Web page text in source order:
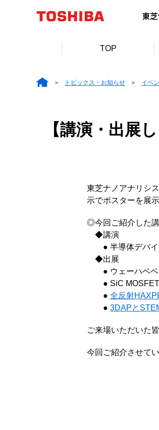
TOP
トピックス・お知らせ イベ
【講演・出展
東芝ナノアナリシ
示でポスターを展
◎今回ご紹介した
◆講演
● 半導体デバイ
◆出展
● ウェーハベベ
● SiC MOSFET
● 全反射
● 3DAPと
ご来場いただいた
今回ご紹介させて